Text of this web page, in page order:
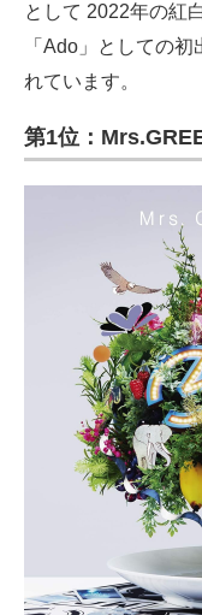
として 2022年の紅
「Ado」としての
れています。
第1位：